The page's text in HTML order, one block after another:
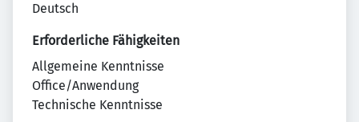
Deutsch
Erforderliche Fähigkeiten
Allgemeine Kenntnisse
Office/Anwendung
Technische Kenntnisse